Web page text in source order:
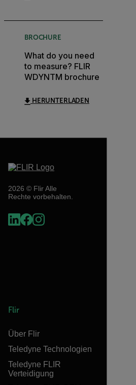
BROCHURE
What do you need
to measure? FLIR
WDYNTM brochure
HERUNTERLADEN
2026 © Flir Alle
Rechte vorbehalten.
Flir
Über Flir
Teledyne Technologien
Teledyne FLIR
Verteidigung